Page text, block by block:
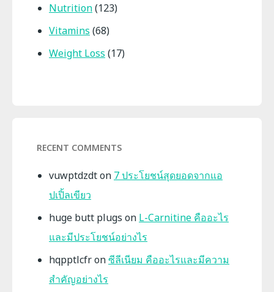
Nutrition(123)
Vitamins (68)
Weight Loss (17)
RECENT COMMENTS
vuwptdzdton 7 ประโยชน์สุดยอดจากแอ
ปเปิ้ลเขียว
huge butt plugs on L-Carnitine คืออะไร
และมีประโยชน์อย่างไร
hqpptlcfronซีลีเนียม คืออะไรและมีความ
สำคัญอย่างไร